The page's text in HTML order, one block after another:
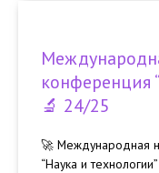
конференция
🔬 24/25
🚀 Международная
“Наука и